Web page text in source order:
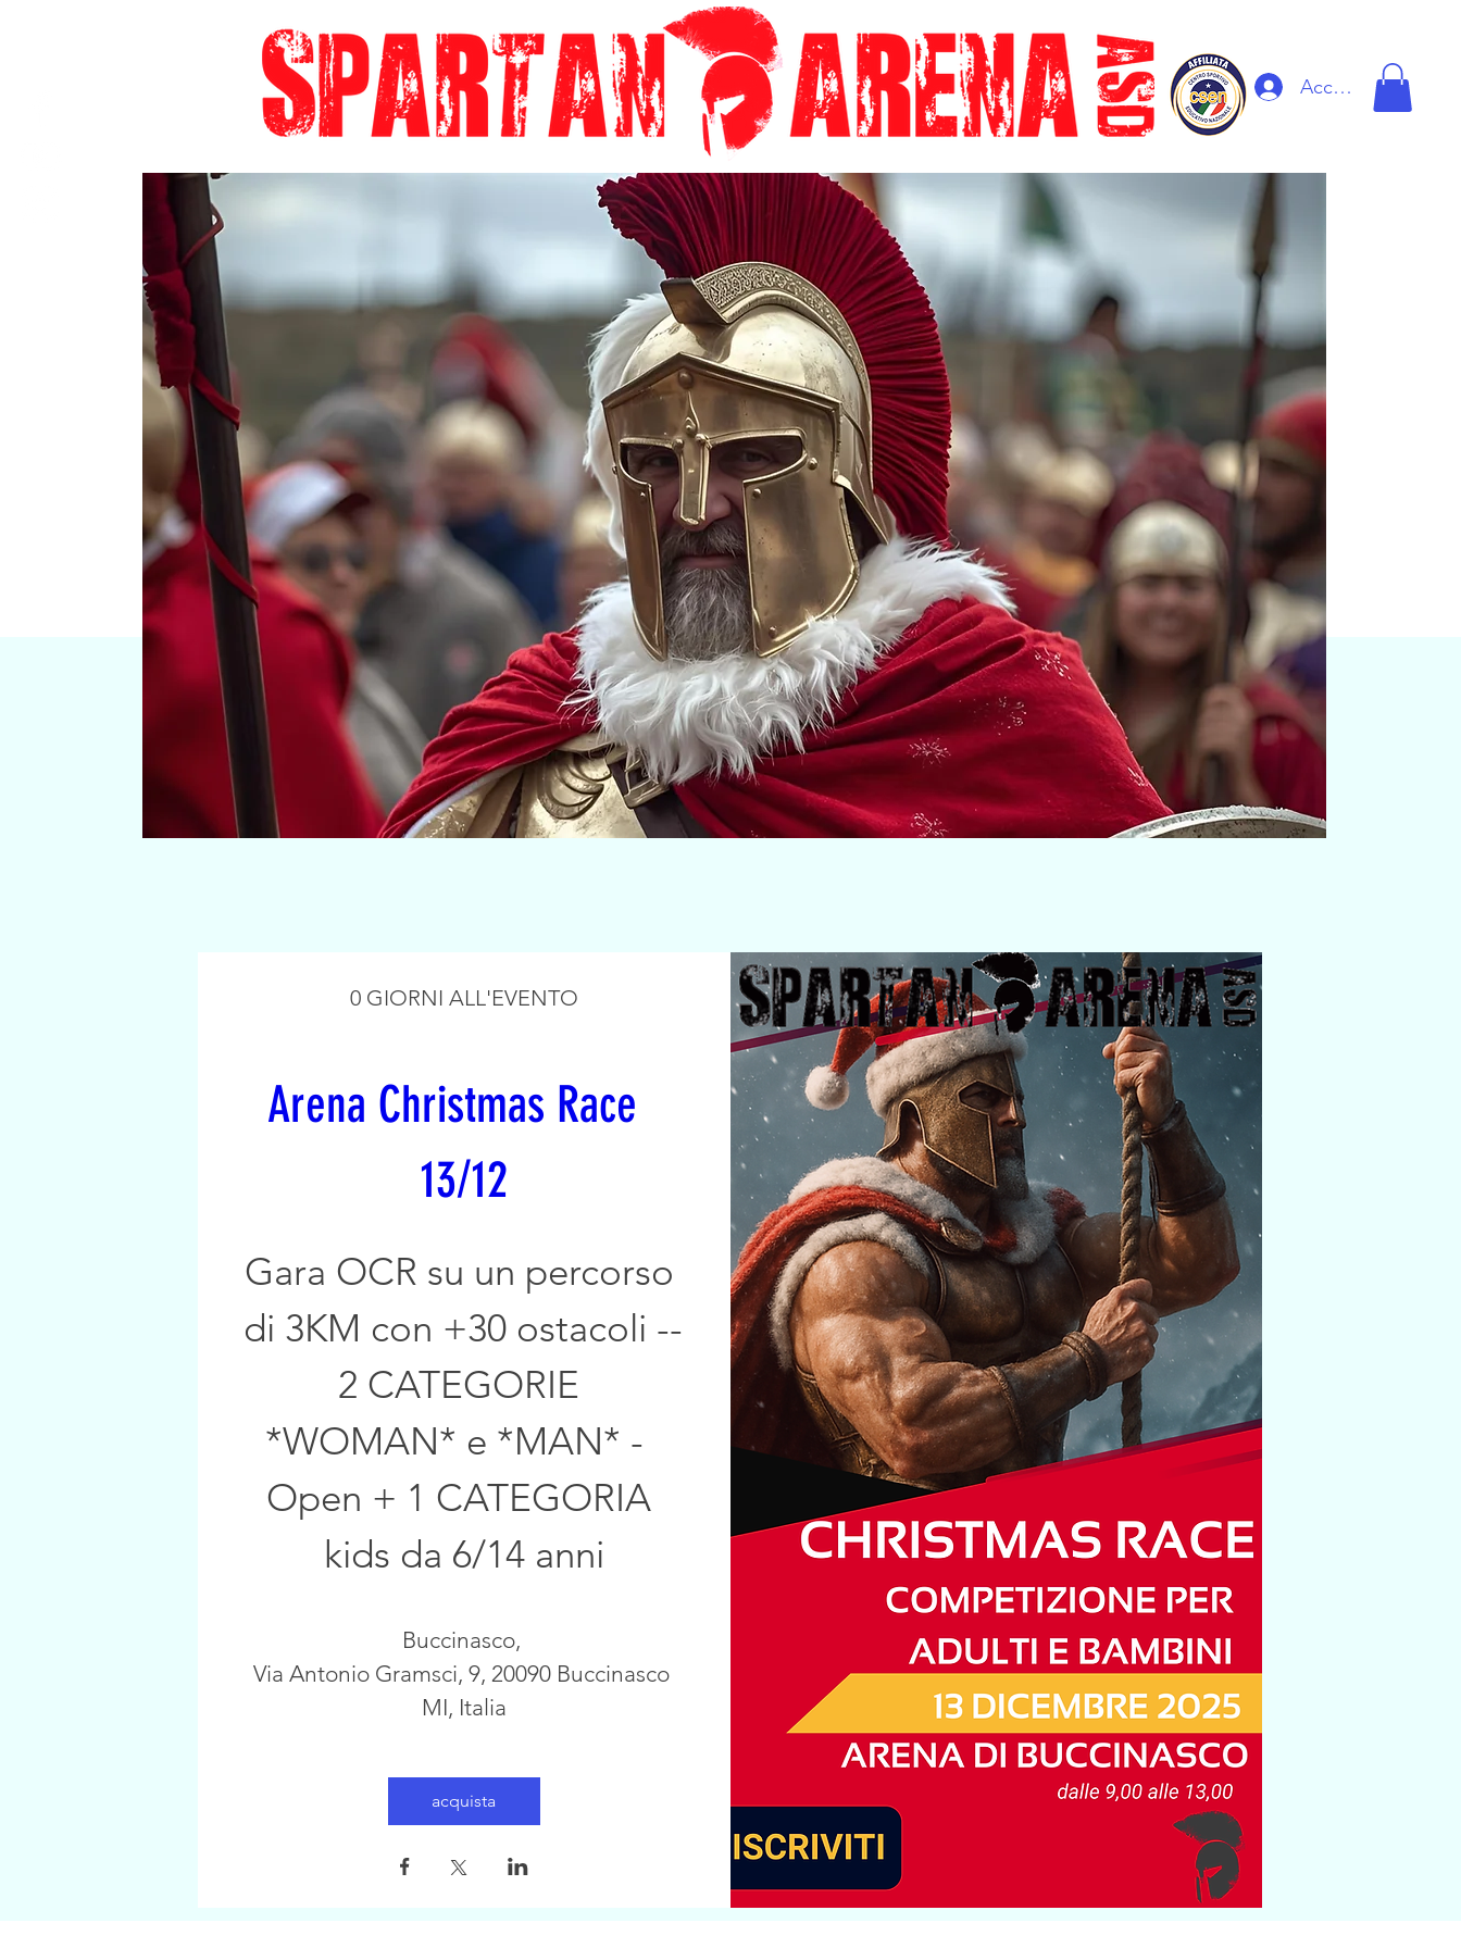
Accedi
0 GIORNI ALL'EVENTO
Arena Christmas Race
13/12
Gara OCR su un percorso
di 3KM con +30 ostacoli --
2 CATEGORIE
*WOMAN* e *MAN* -
Open + 1 CATEGORIA
kids da 6/14 anni
Buccinasco,
Via Antonio Gramsci, 9, 20090 Buccinasco
MI, Italia
acquista